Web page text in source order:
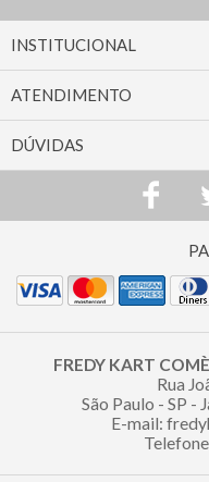
INSTITUCIONAL
ATENDIMENTO
DÚVIDAS
FREDY KART
Rua
São Paulo - SP -
E-mail: